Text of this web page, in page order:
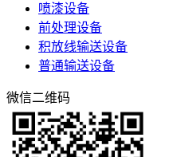
喷漆设备
前处理设备
积放线输送设备
普通输送设备
微信二维码